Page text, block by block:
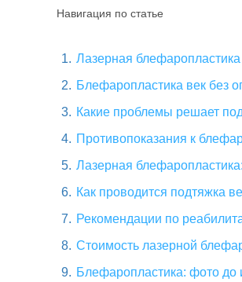
Навигация по статье
Лазерная
Блефаропластика век без
Какие проблемы решает
Противопоказания к
Лазерная
Как проводится подтяжка
Рекомендации по
Стоимость лазерной
Блефаропластика: фото до